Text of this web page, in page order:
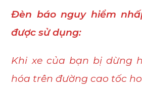
Đèn báo nguy hiểm
được sử dụng:
Khi xe của bạn bị dừng
hóa trên đường cao tốc